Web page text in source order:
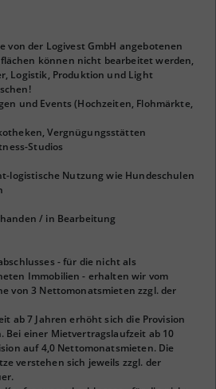
von der Logivest GmbH angebotenen
können nicht bearbeitet werden,
Logistik, Produktion und Light
und Events (Hochzeiten, Flohmärkte,
Vergnügungsstätten
Studios
logistische Nutzung wie Hundeschulen
/ in Bearbeitung
- für die nicht als
Immobilien - erhalten wir vom
von 3 Nettomonatsmieten zzgl. der
ab 7 Jahren erhöht sich die Provision
Bei einer Mietvertragslaufzeit ab 10
auf 4,0 Nettomonatsmieten. Die
verstehen sich jeweils zzgl. der